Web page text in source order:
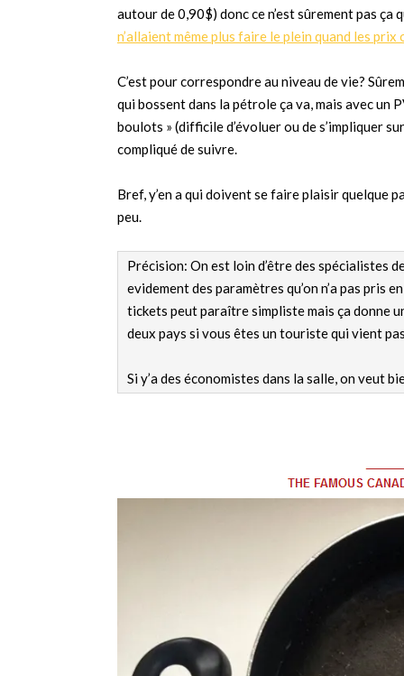
autour de 0,90$) donc ce n’est sûrement pas
n’allaient même plus faire le plein quand les
C’est pour correspondre au niveau de vie?
qui bossent dans la pétrole ça va, mais avec un
boulots » (difficile d’évoluer ou de s’impliquer
compliqué de suivre.
Bref, y’en a qui doivent se faire plaisir quelque
peu.
Précision: On est loin d’être des spécialistes
evidement des paramètres qu’on n’a pas pris
tickets peut paraître simpliste mais ça donne
deux pays si vous êtes un touriste qui vient
Si y’a des économistes dans la salle, on veut